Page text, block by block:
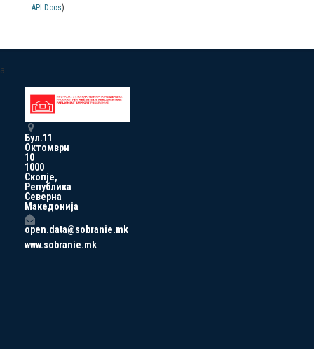
API Docs).
a
Бул.11
Октомври
10
1000
Скопје,
Република
Северна
Македонија
open.data@sobranie.mk
www.sobranie.mk